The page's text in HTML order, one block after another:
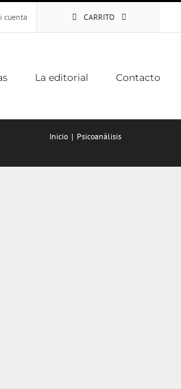
cuenta
CARRITO
La editorial Contacto
Inicio Psicoanálisis